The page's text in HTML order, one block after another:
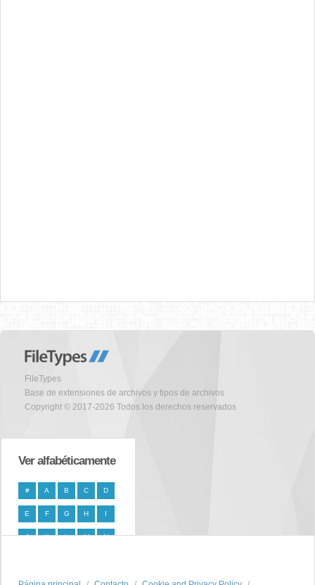
FileTypes
Base de extensiones de archivos y tipos de archivos
Copyright © 2017-2026 Todos los derechos reservados
Ver alfabéticamente
# A B C D
E F G H I
J K L M N
T U V W X